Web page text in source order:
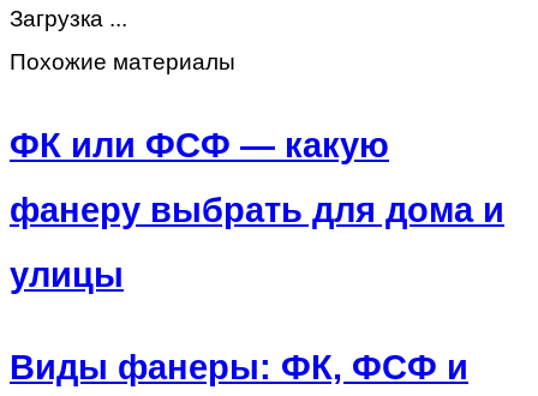
Загрузка ...
Похожие материалы
ФК или ФСФ — какую
фанеру выбрать для дома и
улицы
Виды фанеры: ФК, ФСФ и